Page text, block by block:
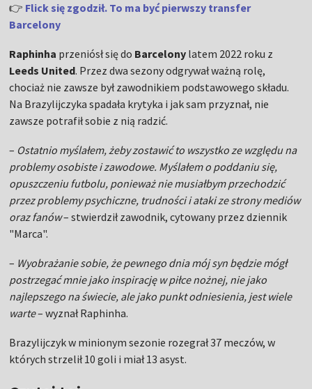
👉 Flick się zgodził. To ma być pierwszy transfer
Barcelony
Raphinha przeniósł się do Barcelony latem 2022 roku z
Leeds United. Przez dwa sezony odgrywał ważną rolę,
chociaż nie zawsze był zawodnikiem podstawowego składu.
Na Brazylijczyka spadała krytyka i jak sam przyznał, nie
zawsze potrafił sobie z nią radzić.
– Ostatnio myślałem, żeby zostawić to wszystko ze względu na
problemy osobiste i zawodowe. Myślałem o poddaniu się,
opuszczeniu futbolu, ponieważ nie musiałbym przechodzić
przez problemy psychiczne, trudności i ataki ze strony mediów
oraz fanów– stwierdził zawodnik, cytowany przez dziennik
"Marca".
– Wyobrażanie sobie, że pewnego dnia mój syn będzie mógł
postrzegać mnie jako inspirację w piłce nożnej, nie jako
najlepszego na świecie, ale jako punkt odniesienia, jest wiele
warte– wyznał Raphinha.
Brazylijczyk w minionym sezonie rozegrał 37 meczów, w
których strzelił 10 goli i miał 13 asyst.